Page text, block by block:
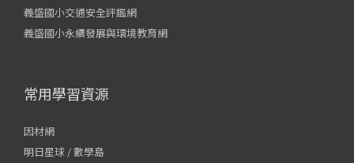
義盛國小交通安全評鑑網
義盛國小永續發展與環境教育網
常用學習資源
因材網
明日星球 / 數學島